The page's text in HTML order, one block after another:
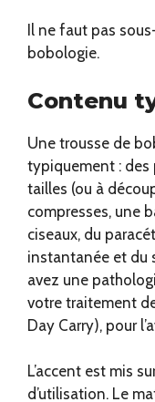
Il ne faut pas
bobologie.
Contenu
Une trousse de
typiquement :
tailles (ou à
compresses, une
ciseaux, du
instantanée et du
avez une
votre traitement
Day Carry), pour
L’accent est mis
d’utilisation. Le